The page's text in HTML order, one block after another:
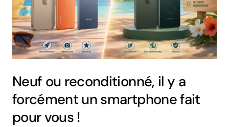
Neuf ou reconditionné, il y a
forcément un smartphone fait
pour vous !